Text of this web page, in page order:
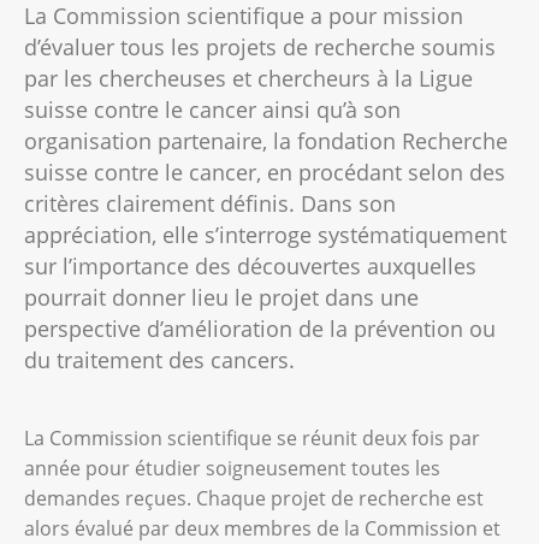
La Commission scientifique a pour mission
d’évaluer tous les projets de recherche soumis
par les chercheuses et chercheurs à la Ligue
suisse contre le cancer ainsi qu’à son
organisation partenaire, la fondation Recherche
suisse contre le cancer, en procédant selon des
critères clairement définis. Dans son
appréciation, elle s’interroge systématiquement
sur l’importance des découvertes auxquelles
pourrait donner lieu le projet dans une
perspective d’amélioration de la prévention ou
du traitement des cancers.
La Commission scientifique se réunit deux fois par
année pour étudier soigneusement toutes les
demandes reçues. Chaque projet de recherche est
alors évalué par deux membres de la Commission et